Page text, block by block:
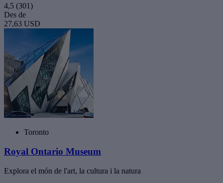
4,5 (301)
Des de
27,63 USD
Toronto
Royal Ontario Museum
Explora el món de l'art, la cultura i la natura